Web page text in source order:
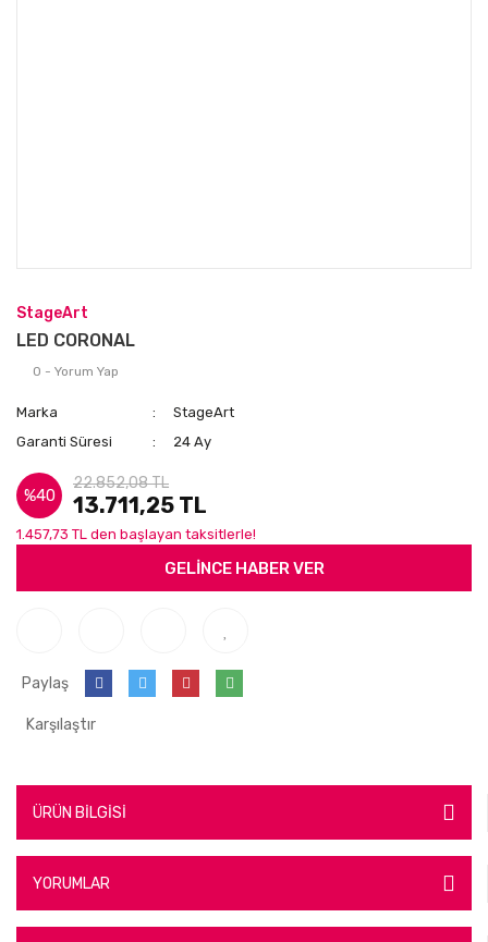
StageArt
LED CORONAL
0 - Yorum Yap
Marka
StageArt
Garanti Süresi
24 Ay
%40
22.852,08 TL
13.711,25 TL
1.457,73 TL den başlayan taksitlerle!
GELİNCE HABER VER
Paylaş
Karşılaştır
ÜRÜN BİLGİSİ
YORUMLAR